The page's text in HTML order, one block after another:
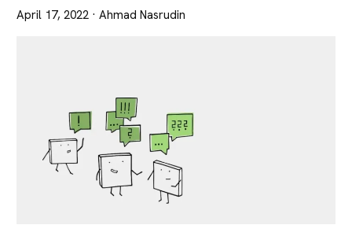
April 17, 2022 · Ahmad Nasrudin